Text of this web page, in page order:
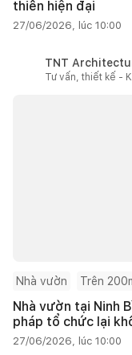
thiên hiện đại
27/06/2026, lúc 10:00
TNT
Tư vấn, thiết kế -
Nhà vườn Trên
Nhà vườn tại Ninh
pháp tổ chức lại
27/06/2026, lúc 10:00